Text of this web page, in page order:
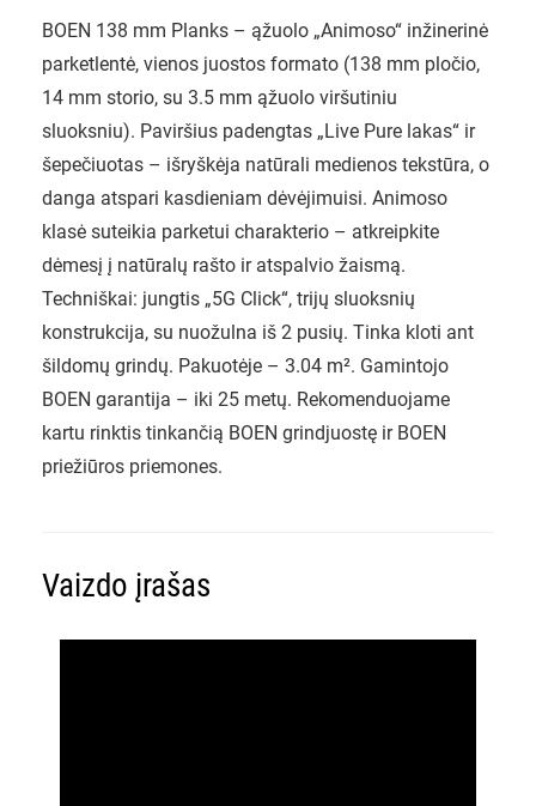
BOEN 138 mm Planks – ąžuolo „Animoso“ inžinerinė
parketlentė, vienos juostos formato (138 mm pločio,
14 mm storio, su 3.5 mm ąžuolo viršutiniu
sluoksniu). Paviršius padengtas „Live Pure lakas“ ir
šepečiuotas – išryškėja natūrali medienos tekstūra, o
danga atspari kasdieniam dėvėjimuisi. Animoso
klasė suteikia parketui charakterio – atkreipkite
dėmesį į natūralų rašto ir atspalvio žaismą.
Techniškai: jungtis „5G Click“, trijų sluoksnių
konstrukcija, su nuožulna iš 2 pusių. Tinka kloti ant
šildomų grindų. Pakuotėje – 3.04 m². Gamintojo
BOEN garantija – iki 25 metų. Rekomenduojame
kartu rinktis tinkančią BOEN grindjuostę ir BOEN
priežiūros priemones.
Vaizdo įrašas